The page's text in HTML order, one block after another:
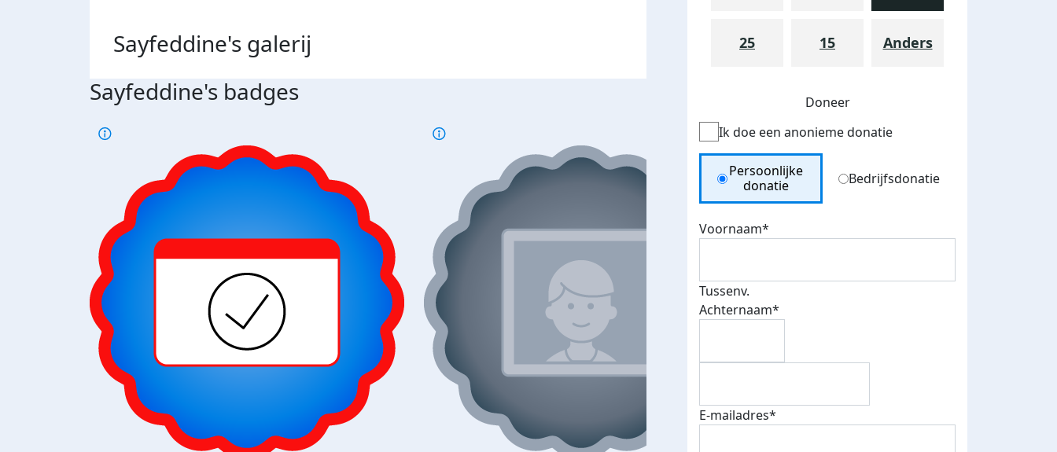
Sayfeddine's galerij
Sayfeddine's badges
25 15 Anders
Doneer
Ik doe een anonieme donatie
Donation Type
Persoonlijke
donatie
Bedrijfsdonatie
Voornaam*
Tussenv.
Achternaam*
E-mailadres*